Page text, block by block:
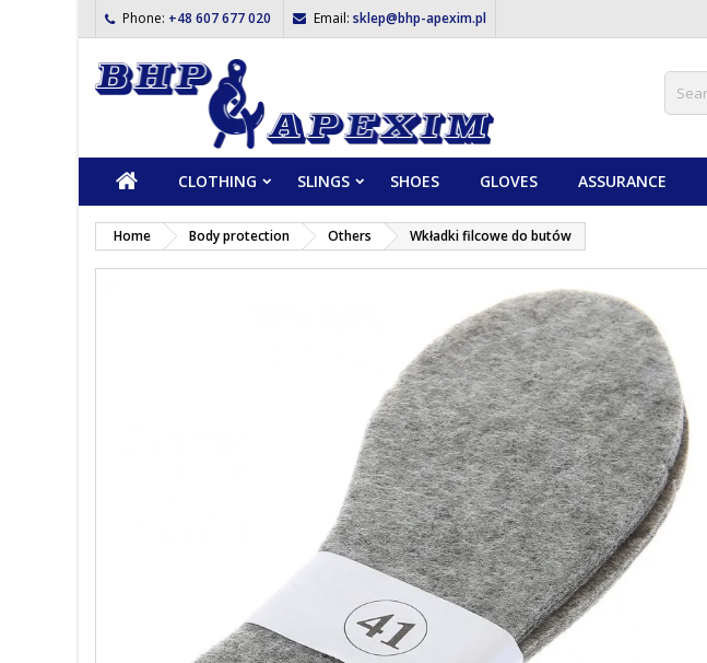
Phone: +48 607 677 020 Email: sklep@bhp-apexim.pl
CLOTHING SLINGS SHOES GLOVES ASSURANCE
Home Body protection Others Wkładki filcowe do butów